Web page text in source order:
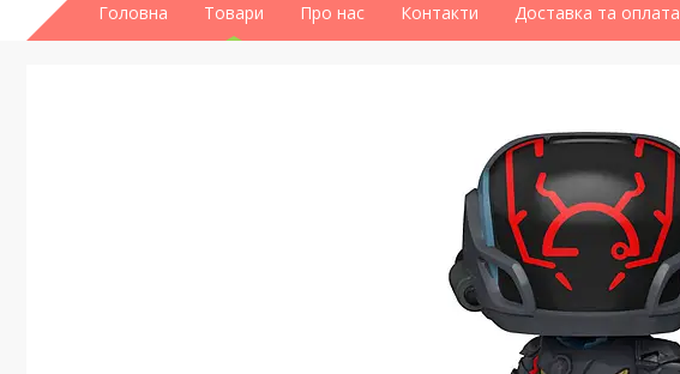
Головна Товари Про нас Контакти Доставка та оплата